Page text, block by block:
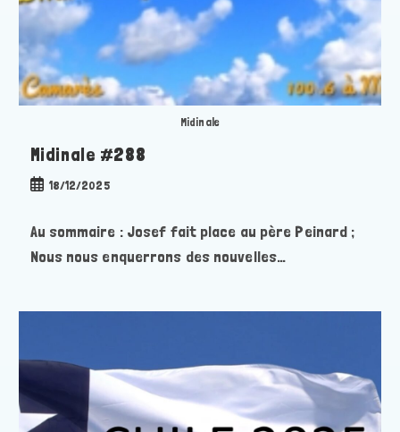
Midinale
Midinale #288
Publication
18/12/2025
Au sommaire : Josef fait place au père Peinard ;
Nous nous enquerrons des nouvelles…